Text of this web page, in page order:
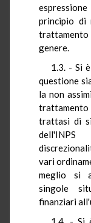
principio di
genere.
1.3. - Si
questione
la non
trattasi di
vari
meglio si
singole
finanziari